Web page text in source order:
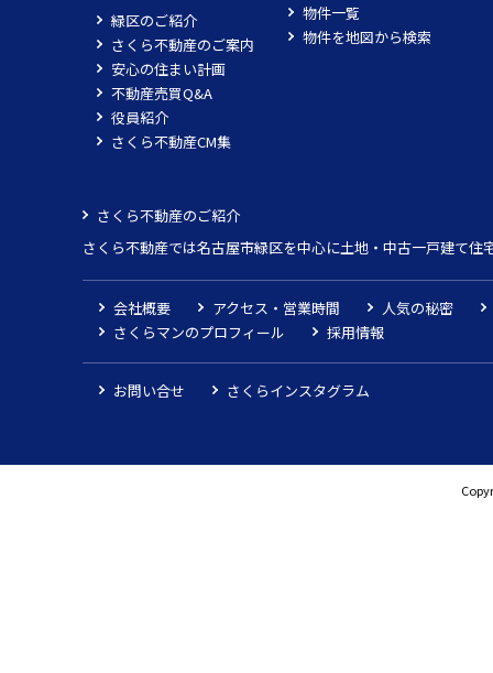
緑区のご紹介
さくら不動産のご案内
安心の住まい計画
不動産売買Q&A
役員紹介
さくら不動産CM集
物件一覧
物件を地図から検索
さくら不動産のご紹介
さくら不動産では名古屋市緑区を中心に土地・中古一戸建て
会社概要 アクセス・営業時間
人気の秘密
さくらマンのプロフィール
採用情報
お問い合せ さくらインスタグラム